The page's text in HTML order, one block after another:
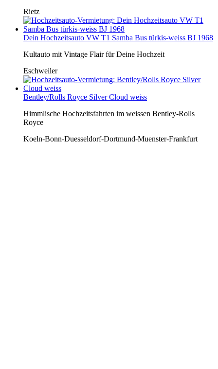
Rietz
Dein Hochzeitsauto VW T1 Samba Bus türkis-weiss BJ 1968
Kultauto mit Vintage Flair für Deine Hochzeit
Eschweiler
Bentley/Rolls Royce Silver Cloud weiss
Himmlische Hochzeitsfahrten im weissen Bentley-Rolls
Royce
Koeln-Bonn-Duesseldorf-Dortmund-Muenster-Frankfurt